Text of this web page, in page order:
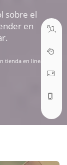
sobre el
en
tienda en linea
TICKET